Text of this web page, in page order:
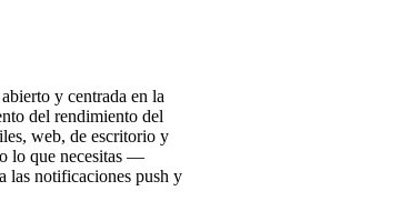
y centrada en la
del rendimiento del
web, de escritorio y
lo que necesitas —
las notificaciones push y